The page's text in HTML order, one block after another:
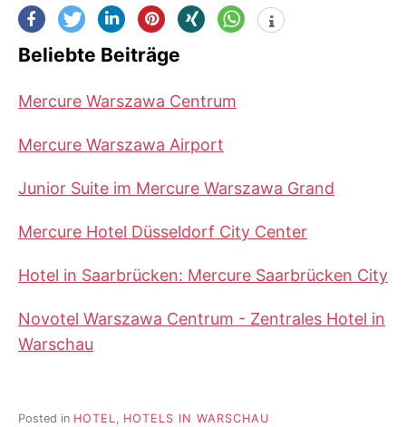
Beliebte Beiträge
Mercure Warszawa Centrum
Mercure Warszawa Airport
Junior Suite im Mercure Warszawa Grand
Mercure Hotel Düsseldorf City Center
Hotel in Saarbrücken: Mercure Saarbrücken City
Novotel Warszawa Centrum - Zentrales Hotel in
Warschau
Posted in HOTEL, HOTELS IN WARSCHAU